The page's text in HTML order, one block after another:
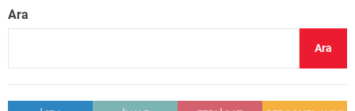
Ara
Ara